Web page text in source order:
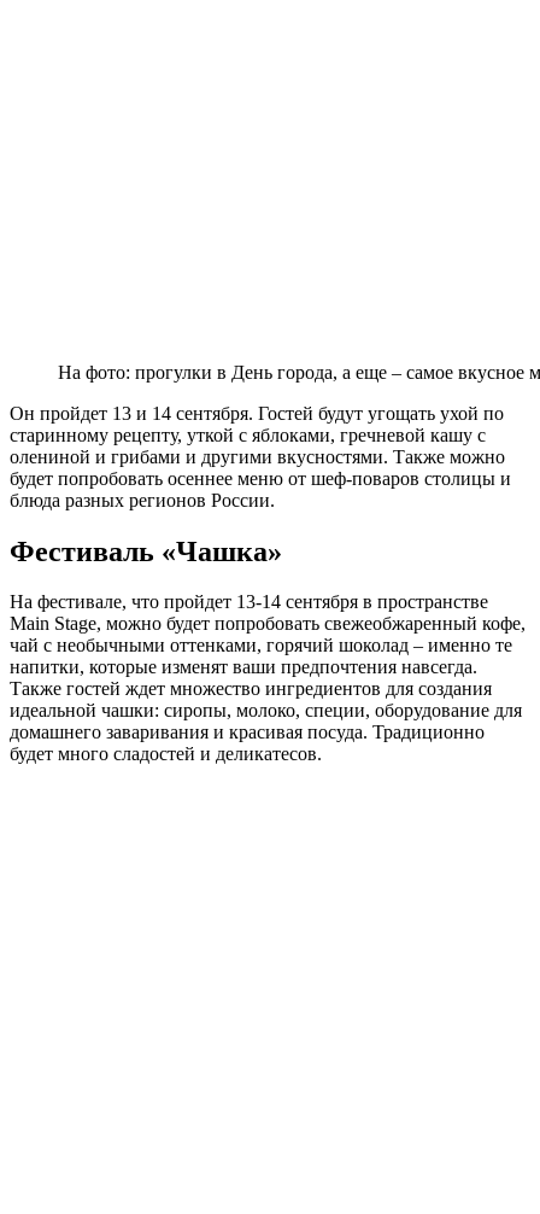
На фото: прогулки в День города, а еще – самое вкусное
Он пройдет 13 и 14 сентября. Гостей будут угощать ухой по
старинному рецепту, уткой с яблоками, гречневой кашу с
олениной и грибами и другими вкусностями. Также можно
будет попробовать осеннее меню от шеф-поваров столицы и
блюда разных регионов России.
Фестиваль «Чашка»
На фестивале, что пройдет 13-14 сентября в пространстве
Main Stage, можно будет попробовать свежеобжаренный кофе,
чай с необычными оттенками, горячий шоколад – именно те
напитки, которые изменят ваши предпочтения навсегда.
Также гостей ждет множество ингредиентов для создания
идеальной чашки: сиропы, молоко, специи, оборудование для
домашнего заваривания и красивая посуда. Традиционно
будет много сладостей и деликатесов.